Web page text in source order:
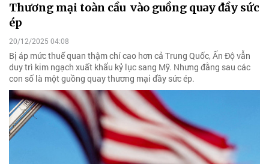
Thương mại toàn cầu vào guồng quay đầy sức
ép
20/12/2025 04:08
Bị áp mức thuế quan thậm chí cao hơn cả Trung Quốc, Ấn Độ vẫn
duy trì kim ngạch xuất khẩu kỷ lục sang Mỹ. Nhưng đằng sau các
con số là một guồng quay thương mại đầy sức ép.